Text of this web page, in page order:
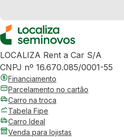
LOCALIZA Rent a Car S/A
CNPJ nº 16.670.085/0001-55
Financiamento
Parcelamento no cartão
Carro na troca
Tabela Fipe
Carro Ideal
Venda para lojistas